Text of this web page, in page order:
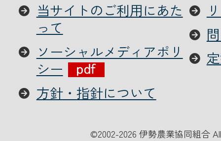
当サイトのご利用にあた
って
ソーシャルメディアポリ
シー
方針・指針について
©2002-2026 伊勢農業協同組合